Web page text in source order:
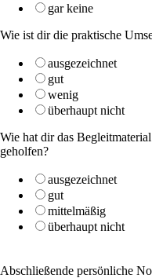
gar keine
Wie ist dir die praktische
ausgezeichnet
gut
wenig
überhaupt nicht
Wie hat dir das
geholfen?
ausgezeichnet
gut
mittelmäßig
überhaupt nicht
Abschließende persönliche